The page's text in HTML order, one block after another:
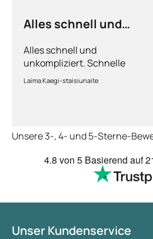
Alles schnell und
Alles schnell und
unkompliziert. Schnelle
Lieferung.
Laima Kaegi-staisiunaite
Unsere 3-, 4- und 5-Sterne-
4.8 von 5 Basierend auf
Unser Kundenservice